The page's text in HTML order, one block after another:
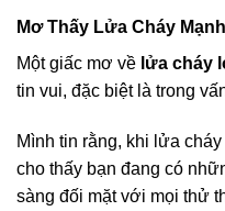
Mơ Thấy Lửa Cháy Mạnh
Một giấc mơ về lửa cháy
tin vui, đặc biệt là trong
Mình tin rằng, khi lửa
cho thấy bạn đang có
sàng đối mặt với mọi thử